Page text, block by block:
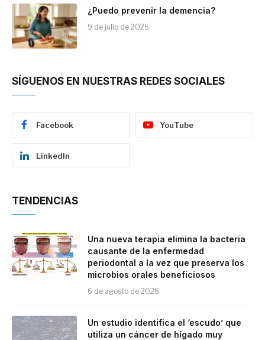
¿Puedo prevenir la demencia?
9 de julio de 2026
SÍGUENOS EN NUESTRAS REDES SOCIALES
Facebook YouTube
LinkedIn
TENDENCIAS
Una nueva terapia elimina la bacteria
causante de la enfermedad
periodontal a la vez que preserva los
microbios orales beneficiosos
6 de agosto de 2026
Un estudio identifica el ‘escudo’ que
utiliza un cáncer de hígado muy